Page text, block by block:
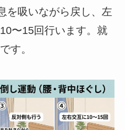
を吸いながら戻し、左
〜15回行います。就
す。